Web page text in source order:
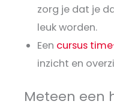
zorg je dat je
leuk worden.
Een cursus
inzicht en
Meteen een